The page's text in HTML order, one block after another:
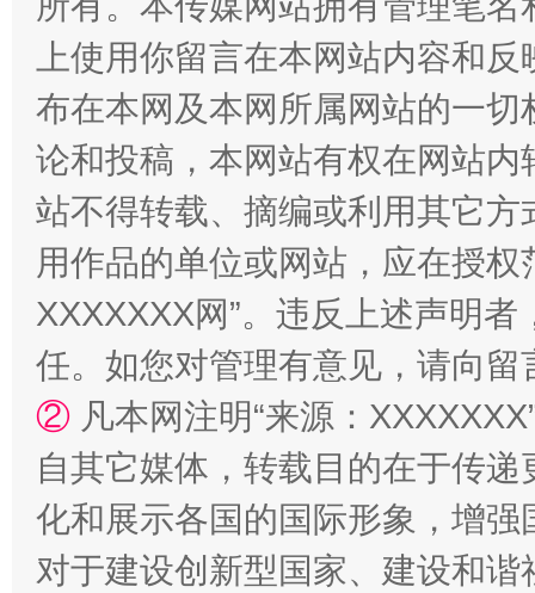
扯下公款旅游的“隐身衣” 如何以
完善运行机制助力责任有效落实
上使用你留言在本网站内容和
布在本网及本网所属网站的一
论和投稿，本网站有权在网站
站不得转载、摘编或利用其它
用作品的单位或网站，应在授
XXXXXXX网”。违反上述声明
任。如您对管理有意见，请向
② 凡本网注明“来源：
自其它媒体，转载目的在于传
化和展示各国的国际形象，增
对于建设创新型国家、建设和